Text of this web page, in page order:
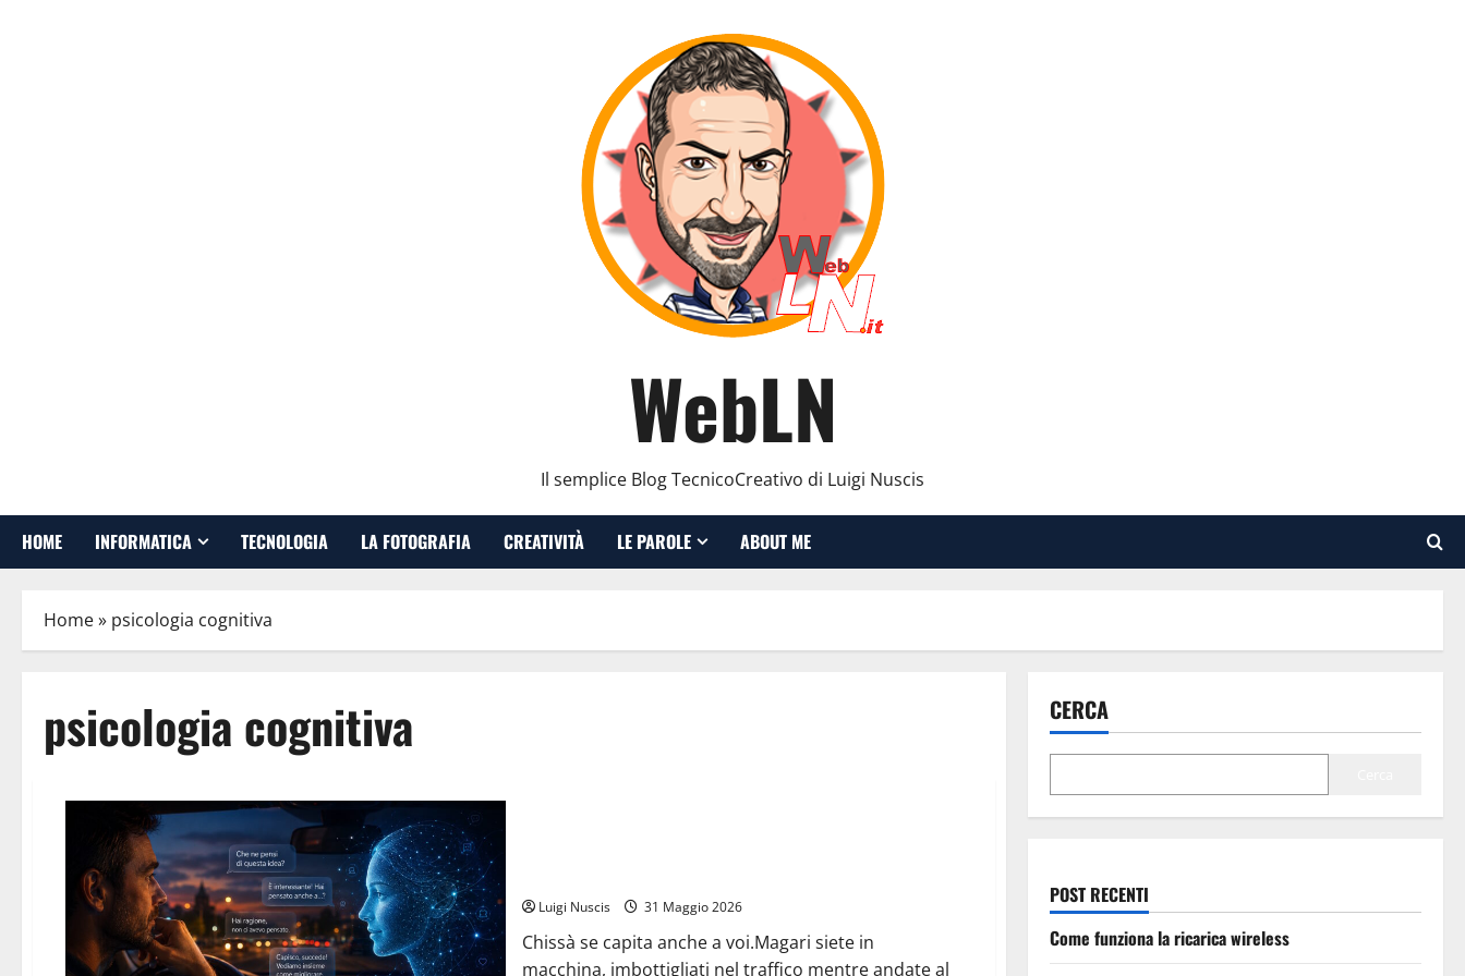
WebLN
Il semplice Blog TecnicoCreativo di Luigi Nuscis
HOME INFORMATICA TECNOLOGIA LA FOTOGRAFIA CREATIVITÀ LE PAROLE ABOUT ME
Home» psicologia cognitiva
psicologia cognitiva
Luigi Nuscis 31 Maggio 2026
Chissà se capita anche a voi.Magari siete in
macchina, imbottigliati nel traffico mentre andate al
CERCA
POST RECENTI
Come funziona la ricarica wireless